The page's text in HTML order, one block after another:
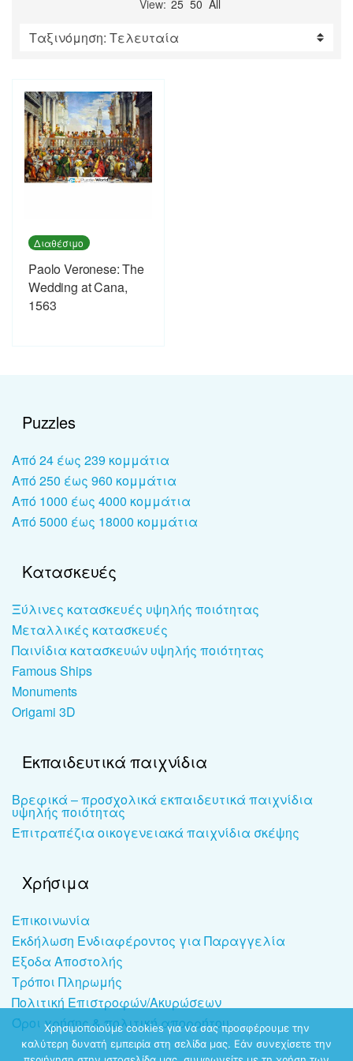
View: 25 50 All
Διαθέσιμο
Paolo Veronese: The
Wedding at Cana,
1563
Puzzles
Από 24 έως 239 κομμάτια
Από 250 έως 960 κομμάτια
Από 1000 έως 4000 κομμάτια
Από 5000 έως 18000 κομμάτια
Κατασκευές
Ξύλινες κατασκευές υψηλής ποιότητας
Μεταλλικές κατασκευές
Παινίδια κατασκευών υψηλής ποιότητας
Famous Ships
Monuments
Origami 3D
Εκπαιδευτικά παιχνίδια
Βρεφικά – προσχολικά εκπαιδευτικά παιχνίδια
υψηλής ποιότητας
Επιτραπέζια οικογενειακά παιχνίδια σκέψης
Χρήσιμα
Επικοινωνία
Εκδήλωση Ενδιαφέροντος για Παραγγελία
Έξοδα Αποστολής
Τρόποι Πληρωμής
Πολιτική Επιστροφών/Ακυρώσεων
Όροι χρήσης & πολιτική απορρήτου
Χρησιμοποιούμε cookies για να σας προσφέρουμε την
καλύτερη δυνατή εμπειρία στη σελίδα μας. Εάν συνεχίσετε την